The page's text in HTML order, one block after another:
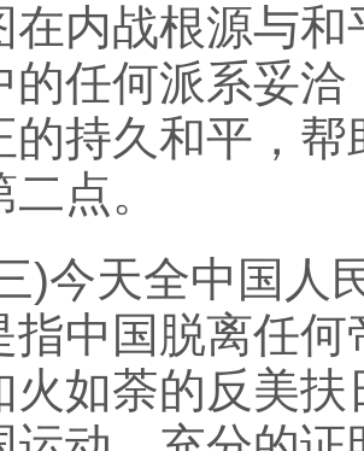
在内战根源与
的任何派系妥
的持久和平，
点。
天全中国人民
指中国脱离任
火如荼的反美